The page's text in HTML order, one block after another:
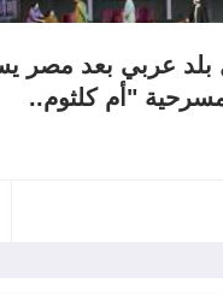
بلد عربي بعد مصر
"أم كلثوم..